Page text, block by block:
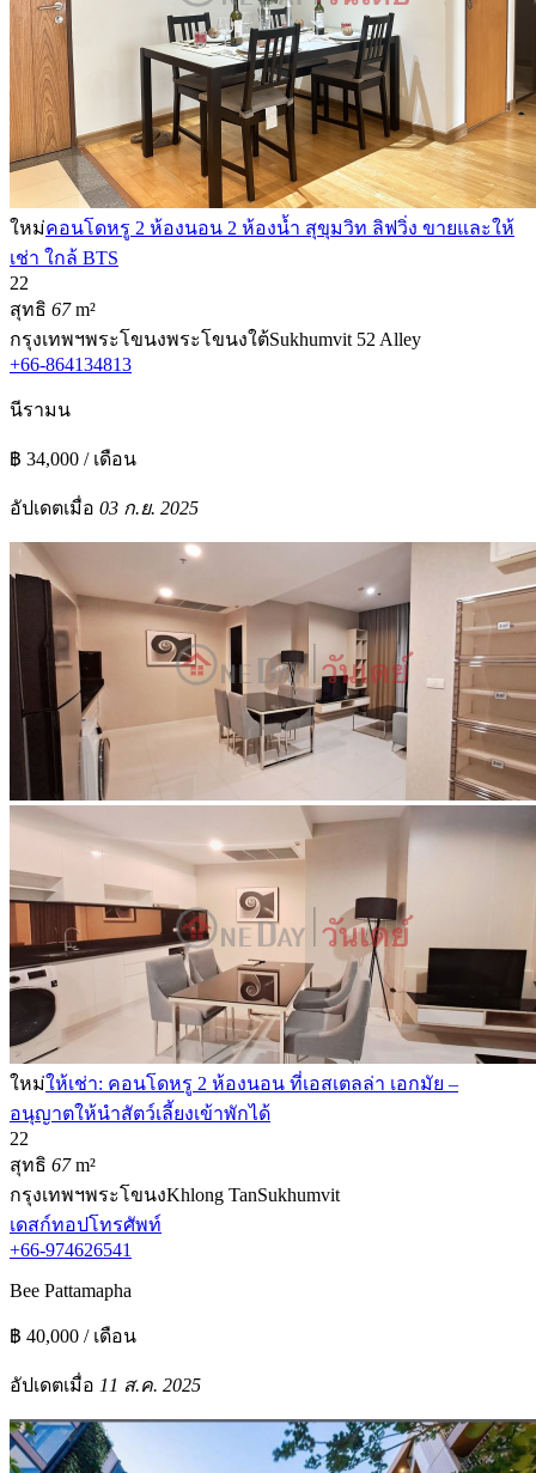
ใหม่คอนโดหรู 2 ห้องนอน 2 ห้องน้ำ สุขุมวิท ลิฟวิ่ง ขายและให้
เช่า ใกล้ BTS
22
สุทธิ 67m²
กรุงเทพฯพระโขนงพระโขนงใต้Sukhumvit 52 Alley
+66-864134813
นีรามน
฿ 34,000 / เดือน
อัปเดตเมื่อ 03 ก.ย. 2025
ใหม่ให้เช่า: คอนโดหรู 2 ห้องนอน ที่เอสเตลล่า เอกมัย –
อนุญาตให้นำสัตว์เลี้ยงเข้าพักได้
22
สุทธิ 67m²
กรุงเทพฯพระโขนงKhlong TanSukhumvit
เดสก์ทอปโทรศัพท์
+66-974626541
Bee Pattamapha
฿ 40,000 / เดือน
อัปเดตเมื่อ 11 ส.ค. 2025